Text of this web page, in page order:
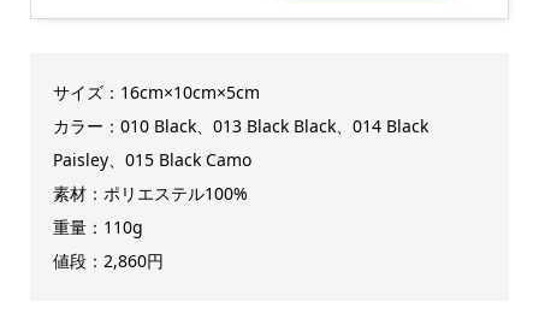
サイズ：16cm×10cm×5cm
カラー：010 Black、013 Black Black、014 Black
Paisley、015 Black Camo
素材：ポリエステル100%
重量：110g
値段：2,860円